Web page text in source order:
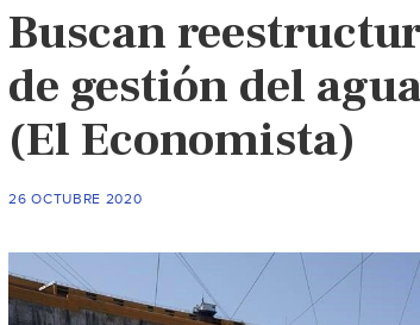
Buscan
de gestión del
(El Economista)
26 OCTUBRE 2020